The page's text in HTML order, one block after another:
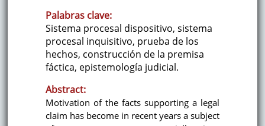
Palabras clave:
Sistema procesal dispositivo, sistema
procesal inquisitivo, prueba de los
hechos, construcción de la premisa
fáctica, epistemología judicial.
Abstract:
Motivation of the facts supporting a legal
claim has become in recent years a subject